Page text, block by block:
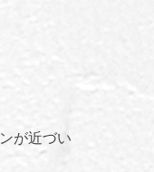
が近づい